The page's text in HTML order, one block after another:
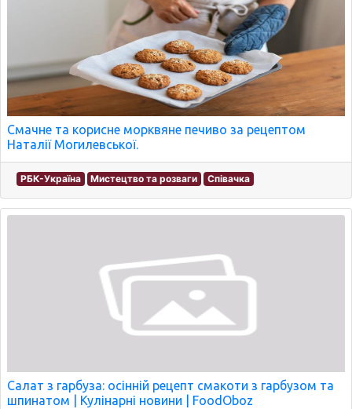
Смачне та корисне морквяне печиво за рецептом
Наталії Могилевської.
РБК-Україна Мистецтво та розваги Співачка
Салат з гарбуза: осінній рецепт смакоти з гарбузом та
шпинатом | Кулінарні новини | FoodOboz